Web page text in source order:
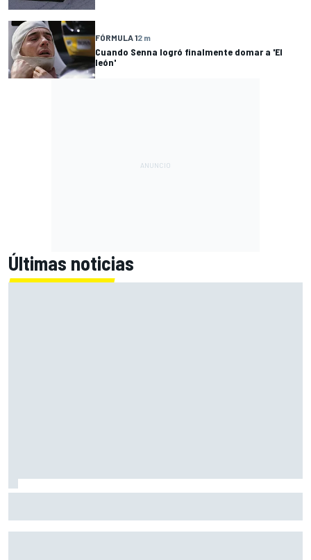
FÓRMULA 12 m
Cuando Senna logró finalmente domar a 'El
león'
Últimas noticias